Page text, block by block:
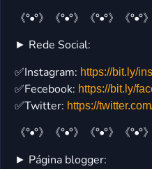
《°•°》《°•°》《°•°》《°•°
► Rede Social:
✅Instagram: https://bit.ly/
✅Fecebook: https://bit.ly/
✅Twitter: https://
《°•°》《°•°》《°•°》《°•°
► Página blogger: